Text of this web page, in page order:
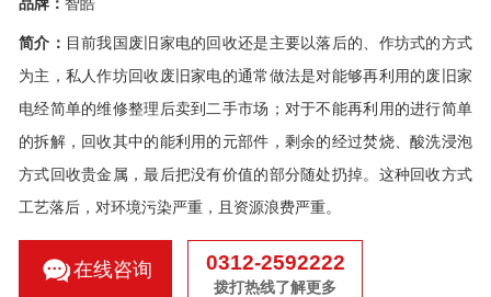
简介： 目前我国废旧家电的回收还是主要以落后的、作坊式的方式
为主，私人作坊回收废旧家电的通常做法是对能够再利用的废旧家
电经简单的维修整理后卖到二手市场；对于不能再利用的进行简单
的拆解，回收其中的能利用的元部件，剩余的经过焚烧、酸洗浸泡
方式回收贵金属，最后把没有价值的部分随处扔掉。这种回收方式
工艺落后，对环境污染严重，且资源浪费严重。
在线咨询 0312-2592222
拨打热线了解更多